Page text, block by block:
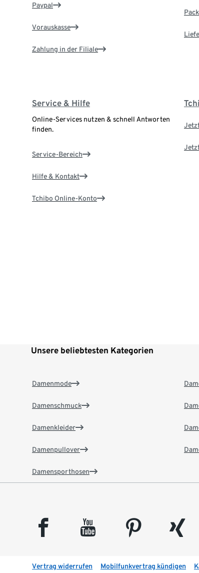
Paypal
Vorauskasse
Zahlung in der Filiale
Service & Hilfe
Online-Services nutzen & schnell Antworten
finden.
Service-Bereich
Hilfe & Kontakt
Tchibo Online-Konto
Unsere beliebtesten Kategorien
Damenmode
Damenschmuck
Damenkleider
Damenpullover
Damensporthosen
facebook youtube pinterest xing
Vertrag widerrufen Mobilfunkvertrag kündigen